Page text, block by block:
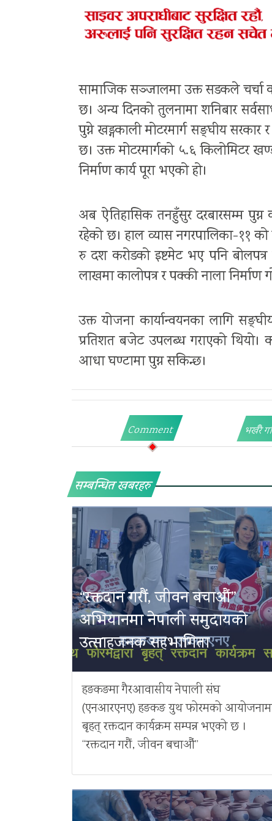
सामाजिक सञ्जालमा उक्त सडकले चर्चा
छ। अन्य दिनको तुलनामा शनिबार
पुग्ने खड्गकाली मोटरमार्ग सङ्घीय सरकार
छ। उक्त मोटरमार्गको ५.६ किलोमिटर
निर्माण कार्य पूरा भएको हो।
अब ऐतिहासिक तनहुँसुर दरबारसम्म
रहेको छ। हाल व्यास नगरपालिका-११
रु दश करोडको इष्टमेट भए पनि
लाखमा कालोपत्र र पक्की नाला निर्माण
उक्त योजना कार्यान्वयनका लागि
प्रतिशत बजेट उपलब्ध गराएको थियो।
आधा घण्टामा पुग्न सकिन्छ।
Comment भर्खरै
सम्बन्धित खबरहरु
“रक्तदान गरौं, जीवन बचाऔं”
अभियानमा नेपाली समुदायको
उत्साहजनक सहभागिता
हङकङमा गैरआवासीय नेपाली संघ
(एनआरएनए) हङकङ युथ फोरमको
बृहत् रक्तदान कार्यक्रम सम्पन्न भएको छ ।
“रक्तदान गरौं, जीवन बचाऔं”